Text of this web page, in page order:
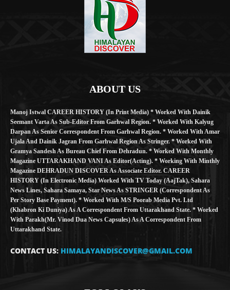
ABOUT US
Manoj Istwal CAREER HISTORY (in Print Media) * Worked With Dainik
Seemant Varta As Sub-Editor From Garhwal Region. * Worked With Kalyug
Darpan As Senior Correspondent From Garhwal Region. * Worked With Amar
Ujala And Dainik Jagran From Garhwal Region As Stringer. * Worked With
Gramya Sandesh As Bureau Chief From Dehradun. * Worked With Monthly
Magazine UTTARAKHAND VANI As Editor(Acting). * Working With Minthly
Magazine DEHRADUN DISCOVER As Associate Editor. CAREER
HISTORY (in Electronic Media) Worked With TV Today (AajTak), Sahara
News Lines, Sahara Samaya, Star News As STRINGER (Correspondent As
Per Story Base Payment). * Worked With M/S Poorab Media Pvt. Ltd
(Khabron Ki Duniya) As A Correspondent From Uttarakhand State. * Worked
With Parakh(Mr. Vinod Dua News Capsules) As A Correspondent From
Uttarakhand State.
CONTACT US: HIMALAYANDISCOVER@GMAIL.COM